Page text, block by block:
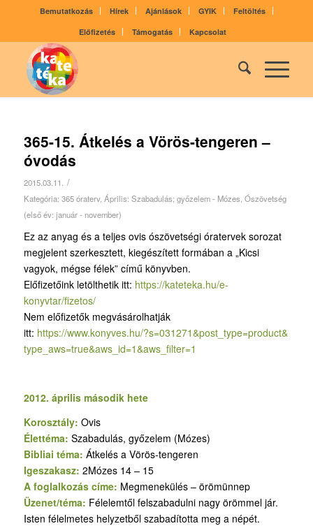
Bemutatkozás Hírek Ajánlások GYIK
Feltöltés
Előfizetés
Támogatás Kapcsolat
365-15. Átkelés a Vörös-tengeren –
óvodás
2015.03.11. /
Kategória: 365 óraterv, Április: Szabadulás; győzelem - Mózes Ószövetség
(első év: január - november)
Ez az anyag és a teljes ovis ószövetségi óratervek sorozat
megjelent szerkesztett, kiegészített formában a „Kicsi
vagyok, mégse félek” című könyvben.
Előfizetőink letölthetik itt: https://kateteka.hu/e-
konyvtar/fizetos/
Nem előfizetők megvásárolhatják
itt: https://www.konyves.hu/?s=031271&post_type=product&
type_aws=true&aws_id=1&aws_ filter=1
2012. április második hete
Korosztály: Ovis
Élettéma: Szabadulás, győzelem (Mózes)
Bibliai téma: Átkelés a Vörös-tengeren
Igeszakasz: 2Mózes 14 – 15
A foglalkozás címe: Megmenekülés – örömünnep
Üzenet/téma: Félelemtől felszabadulni nagy örömmel jár.
Isten félelmetes helyzetből szabadította meg a népét.